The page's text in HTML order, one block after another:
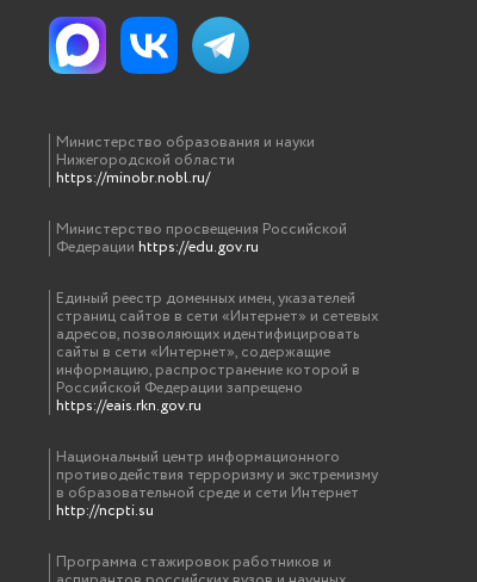
Министерство образования и науки
Нижегородской области
https://minobr.nobl.ru/
Министерство просвещения Российской
Федерации https://edu.gov.ru
Единый реестр доменных имен, указателей
страниц сайтов в сети «Интернет» и сетевых
адресов, позволяющих идентифицировать
сайты в сети «Интернет», содержащие
информацию, распространение которой в
Российской Федерации запрещено
https://eais.rkn.gov.ru
Национальный центр информационного
противодействия терроризму и экстремизму
в образовательной среде и сети Интернет
http://ncpti.su
Программа стажировок работников и